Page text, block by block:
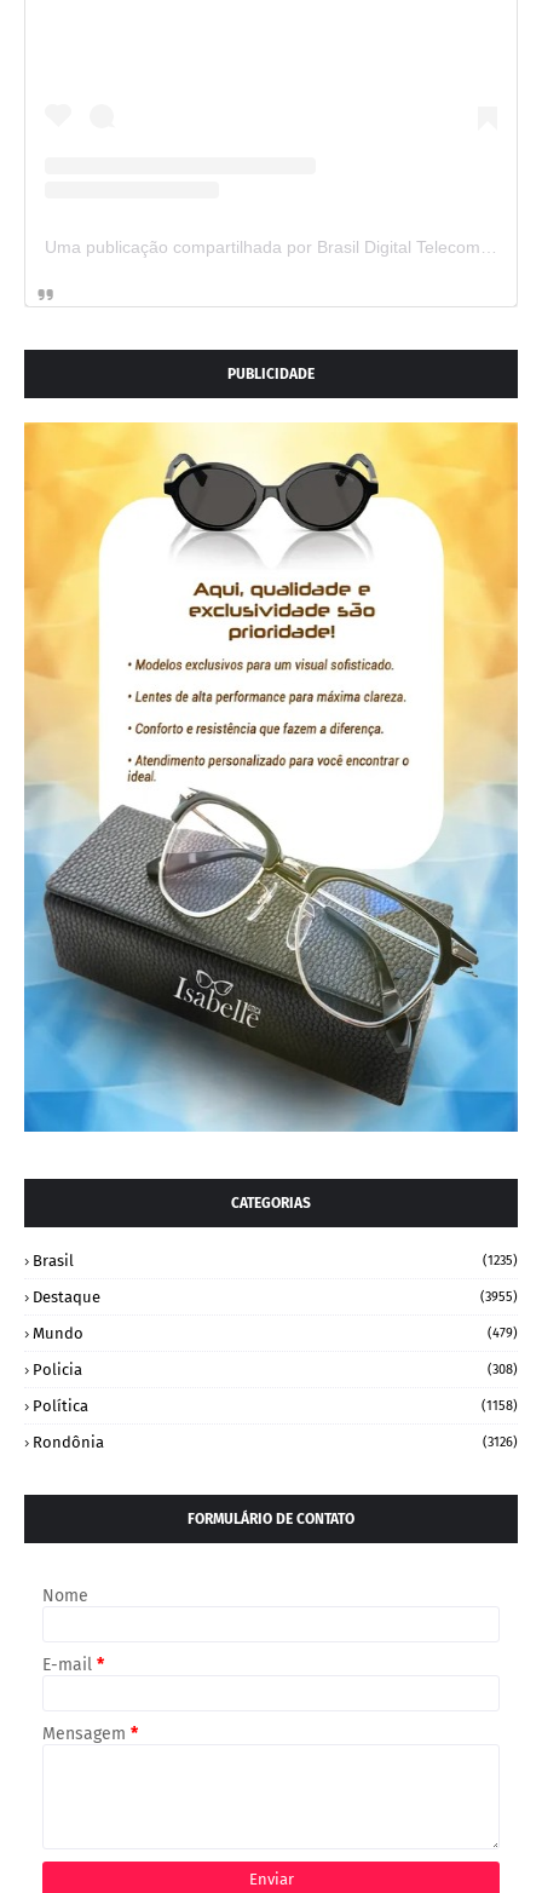
Uma publicação compartilhada por Brasil Digital Telecom (@brasildigitaltelecom)
PUBLICIDADE
CATEGORIAS
Brasil (1235)
Destaque (3955)
Mundo (479)
Policia (308)
Política (1158)
Rondônia (3126)
FORMULÁRIO DE CONTATO
Nome
E-mail *
Mensagem *